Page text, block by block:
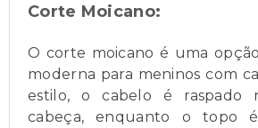
Corte Moicano:
O corte moicano é uma
moderna para meninos com
estilo, o cabelo é raspado
cabeça, enquanto o topo